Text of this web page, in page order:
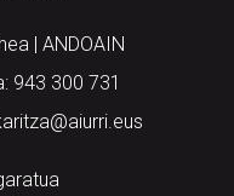
| ANDOAIN
943 300 731